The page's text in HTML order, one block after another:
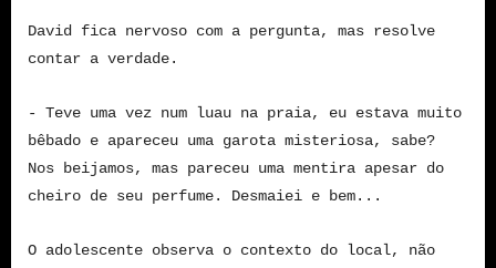
David fica nervoso com a pergunta, mas resolve
contar a verdade.
- Teve uma vez num luau na praia, eu estava muito
bêbado e apareceu uma garota misteriosa, sabe?
Nos beijamos, mas pareceu uma mentira apesar do
cheiro de seu perfume. Desmaiei e bem...
O adolescente observa o contexto do local, não